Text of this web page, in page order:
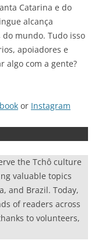
Catarina e do
alcança
mundo. Tudo isso
apoiadores e
algo com a gente?
or Instagram
the Tchô culture
valuable topics
and Brazil. Today,
of readers across
to volunteers,